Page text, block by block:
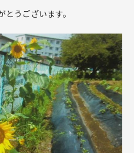
うございます。